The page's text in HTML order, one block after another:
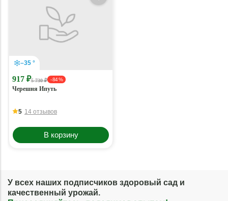
–35 °
917 ₽5 730 ₽ - 84 %
Черешня Ипуть
5 14 отзывов
В корзину
У всех наших подписчиков здоровый сад и
качественный урожай.